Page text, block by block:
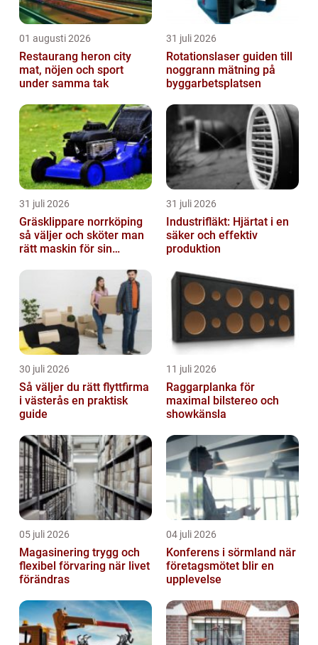
01 augusti 2026
Restaurang heron city
mat, nöjen och sport
under samma tak
31 juli 2026
Rotationslaser guiden till
noggrann mätning på
byggarbetsplatsen
31 juli 2026
Gräsklippare norrköping
så väljer och sköter man
rätt maskin för sin
31 juli 2026
Industrifläkt: Hjärtat i en
säker och effektiv
produktion
30 juli 2026
Så väljer du rätt flyttfirma
i västerås en praktisk
guide
11 juli 2026
Raggarplanka för
maximal bilstereo och
showkänsla
05 juli 2026
Magasinering trygg och
flexibel förvaring när livet
förändras
04 juli 2026
Konferens i sörmland när
företagsmötet blir en
upplevelse